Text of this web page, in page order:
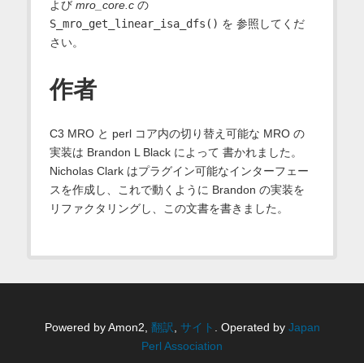
よび mro_core.cの
S_mro_get_linear_isa_dfs() を 参照してくだ
さい。
作者
C3 MRO と perl コア内の切り替え可能な MRO の
実装は Brandon L Black によって 書かれました。
Nicholas Clark はプラグイン可能なインターフェー
スを作成し、これで動くように Brandon の実装を
リファクタリングし、この文書を書きました。
Powered by Amon2, 翻訳 サイト . Operated by Japan
Perl Association